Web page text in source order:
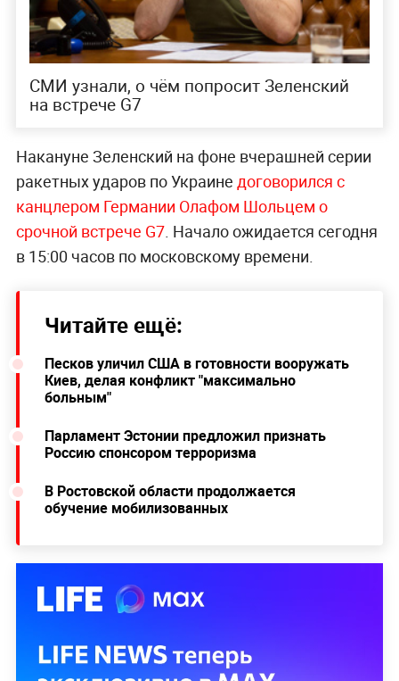
СМИ узнали, о чём попросит Зеленский
на встрече G7
Накануне Зеленский на фоне вчерашней серии
ракетных ударов по Украине договорился с
канцлером Германии Олафом Шольцем о
срочной встрече G7. Начало ожидается сегодня
в 15:00 часов по московскому времени.
Читайте ещё:
Песков уличил США в готовности вооружать
Киев, делая конфликт "максимально
больным"
Парламент Эстонии предложил признать
Россию спонсором терроризма
В Ростовской области продолжается
обучение мобилизованных